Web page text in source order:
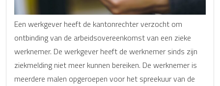
Een werkgever heeft de kantonrechter verzocht om
ontbinding van de arbeidsovereenkomst van een zieke
werknemer. De werkgever heeft de werknemer sinds zijn
ziekmelding niet meer kunnen bereiken. De werknemer is
meerdere malen opgeroepen voor het spreekuur van de